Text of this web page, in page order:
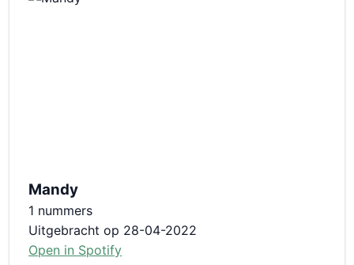
Mandy
1 nummers
Uitgebracht op 28-04-2022
Open in Spotify